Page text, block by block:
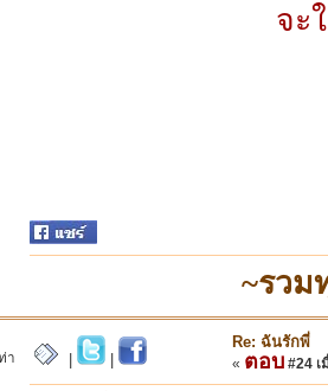
จะ
~รวม
า
Re: ฉันรักพี่
« ตอบ #24 เ